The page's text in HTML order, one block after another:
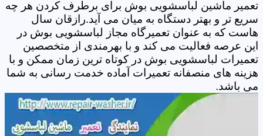
تعمیر ماشین لباسشویی بوش برای برطرف کردن هر چه
سریع تر و بهتر دستگاه به میان می آید.رازقان سال
هاست که به عنوان تعمیرگاه مجاز لباسشویی بوش در
این عرصه فعالیت می کند و با بهرمندی از متخصصین
تعمیرات لباسشویی بوش در کوتاه ترین زمان ممکن و با
هزینه های منصفانه تعمیرات آماده خدمت رسانی به شما
می باشد.